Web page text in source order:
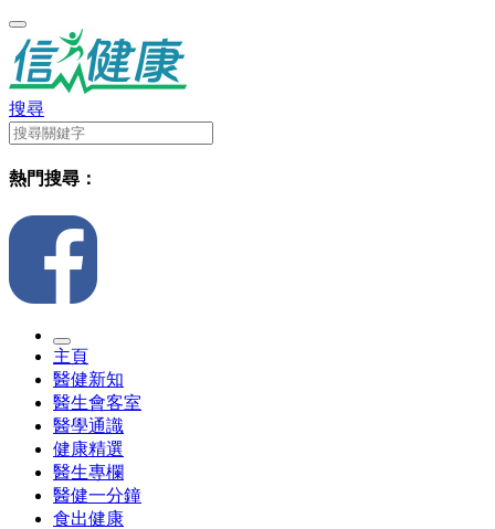
搜尋
熱門搜尋：
主頁
醫健新知
醫生會客室
醫學通識
健康精選
醫生專欄
醫健一分鐘
食出健康